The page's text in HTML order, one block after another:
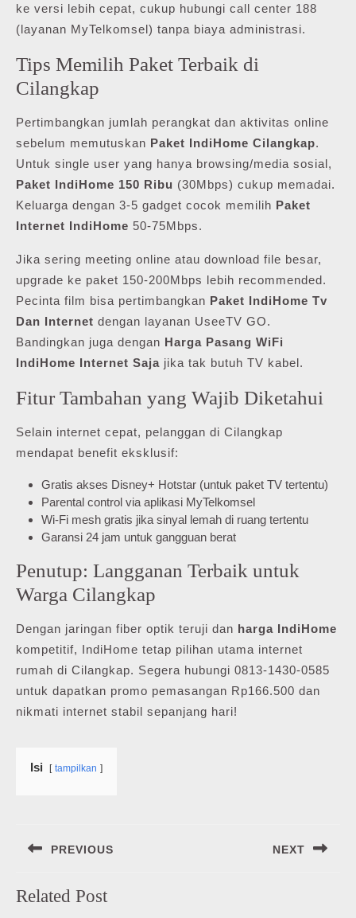
ke versi lebih cepat, cukup hubungi call center 188
(layanan MyTelkomsel) tanpa biaya administrasi.
Tips Memilih Paket Terbaik di
Cilangkap
Pertimbangkan jumlah perangkat dan aktivitas online
sebelum memutuskan Paket IndiHome Cilangkap.
Untuk single user yang hanya browsing/media sosial,
Paket IndiHome 150 Ribu (30Mbps) cukup memadai.
Keluarga dengan 3-5 gadget cocok memilih Paket
Internet IndiHome 50-75Mbps.
Jika sering meeting online atau download file besar,
upgrade ke paket 150-200Mbps lebih recommended.
Pecinta film bisa pertimbangkan Paket IndiHome Tv
Dan Internet dengan layanan UseeTV GO.
Bandingkan juga dengan Harga Pasang WiFi
IndiHome Internet Saja jika tak butuh TV kabel.
Fitur Tambahan yang Wajib Diketahui
Selain internet cepat, pelanggan di Cilangkap
mendapat benefit eksklusif:
Gratis akses Disney+ Hotstar (untuk paket TV tertentu)
Parental control via aplikasi MyTelkomsel
Wi-Fi mesh gratis jika sinyal lemah di ruang tertentu
Garansi 24 jam untuk gangguan berat
Penutup: Langganan Terbaik untuk
Warga Cilangkap
Dengan jaringan fiber optik teruji dan harga IndiHome
kompetitif, IndiHome tetap pilihan utama internet
rumah di Cilangkap. Segera hubungi 0813-1430-0585
untuk dapatkan promo pemasangan Rp166.500 dan
nikmati internet stabil sepanjang hari!
Isi tampilkan
pos
PREVIOUS
post:
NEXT
Related Post